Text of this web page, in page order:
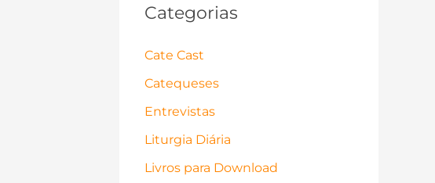
Categorias
Cate Cast
Catequeses
Entrevistas
Liturgia Diária
Livros para Download